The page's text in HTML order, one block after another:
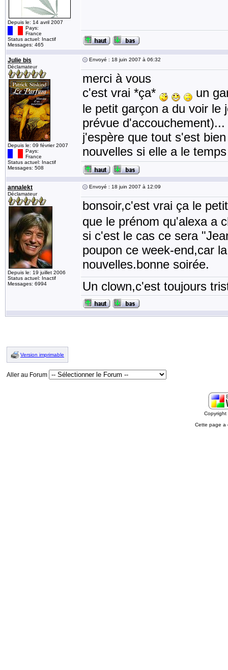
Depuis le: 14 avril 2007
Pays:
France
Status actuel: Inactif
Messages: 465
Julie bis
Déclamateur
Depuis le: 09 février 2007
Pays:
France
Status actuel: Inactif
Messages: 508
Envoyé : 18 juin 2007 à 06:32
merci à vous
c'est vrai *ça*
un
le petit garçon a du voir le
prévue d'accouchement)...
j'espère que tout s'est
nouvelles si elle a le
annalekt
Déclamateur
Depuis le: 19 juillet 2006
Status actuel: Inactif
Messages: 6994
Envoyé : 18 juin 2007 à 12:09
bonsoir,c'est vrai ça le
que le prénom qu'alexa a
si c'est le cas ce sera
poupon ce week-end,car
nouvelles.bonne soirée.
Un clown,c'est toujours
Version imprimable
Aller au Forum
Cette page a